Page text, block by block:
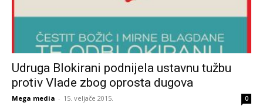
Udruga Blokirani podnijela ustavnu tužbu
protiv Vlade zbog oprosta dugova
Mega media - 15. veljače 2015. 0